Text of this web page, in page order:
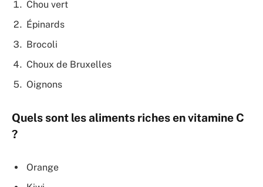
Chou vert
Épinards
Brocoli
Choux de Bruxelles
Oignons
Quels sont les aliments riches en vitamine C
?
Orange